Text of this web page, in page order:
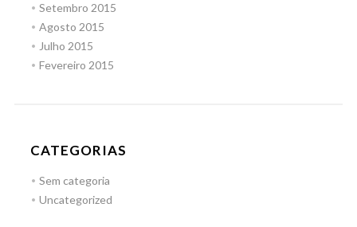
Setembro 2015
Agosto 2015
Julho 2015
Fevereiro 2015
CATEGORIAS
Sem categoria
Uncategorized